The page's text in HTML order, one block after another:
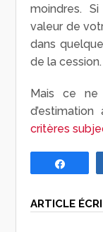
moindres.
valeur de
dans
de la cession.
Mais ce ne
critères
ARTICLE